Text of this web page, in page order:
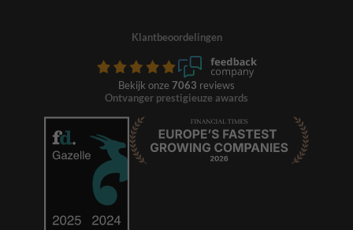
Klantbeoordelingen
Bekijk onze 7063 reviews
Ontvanger prestigieuze awards